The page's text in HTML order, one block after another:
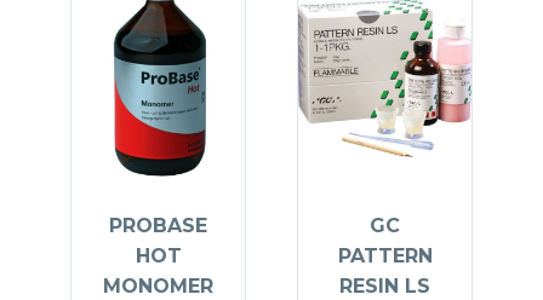
PROBASE
HOT
MONOMER
GC
PATTERN
RESIN LS